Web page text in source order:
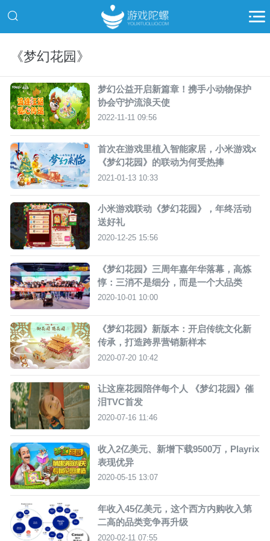
《梦幻花园》
梦幻公益开启新篇章！携手小动物保护
协会守护流浪天使
2022-11-11 09:56
首次在游戏里植入智能家居，小米游戏x
《梦幻花园》的联动为何受热捧
2021-01-13 10:33
小米游戏联动《梦幻花园》，年终活动
送好礼
2020-12-25 15:56
《梦幻花园》三周年嘉年华落幕，高炼
惇：三消不是细分，而是一个大品类
2020-10-01 10:00
《梦幻花园》新版本：开启传统文化新
传承，打造跨界营销新样本
2020-07-20 10:42
让这座花园陪伴每个人 《梦幻花园》催
泪TVC首发
2020-07-16 11:46
收入2亿美元、新增下载9500万，Playrix
表现优异
2020-05-15 13:07
年收入45亿美元，这个西方内购收入第
二高的品类竞争再升级
2020-02-11 07:55